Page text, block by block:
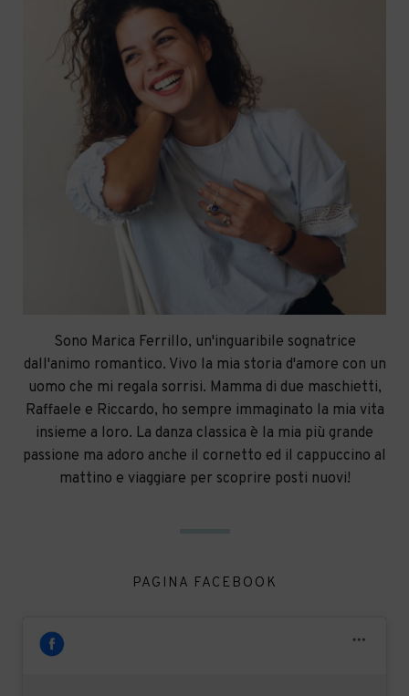
Sono Marica Ferrillo, un'inguaribile sognatrice
dall'animo romantico. Vivo la mia storia d'amore con un
uomo che mi regala sorrisi. Mamma di due maschietti,
Raffaele e Riccardo, ho sempre immaginato la mia vita
insieme a loro. La danza classica è la mia più grande
passione ma adoro anche il cornetto ed il cappuccino al
mattino e viaggiare per scoprire posti nuovi!
PAGINA FACEBOOK